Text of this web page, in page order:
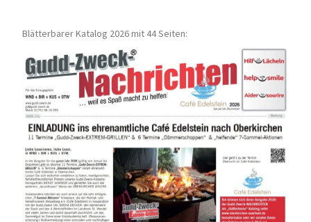
Blätterbarer Katalog 2026 mit 44 Seiten: